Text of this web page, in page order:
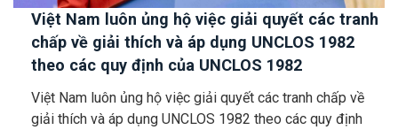
Việt Nam luôn ủng hộ việc giải quyết các tranh
chấp về giải thích và áp dụng UNCLOS 1982
theo các quy định của UNCLOS 1982
Việt Nam luôn ủng hộ việc giải quyết các tranh chấp về
giải thích và áp dụng UNCLOS 1982 theo các quy định